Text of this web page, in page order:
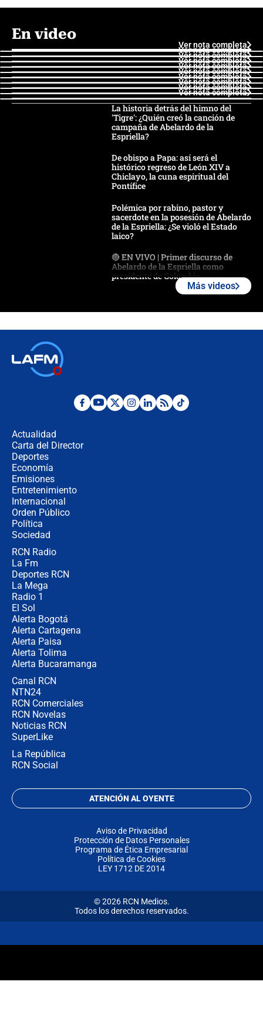
En video
Ver nota completa
Ver nota completa
Ver nota completa
Ver nota completa
Ver nota completa
Ver nota completa
Ver nota completa
Ver nota completa
Ver nota completa
Ver nota completa
La historia detrás del himno del
'Tigre': ¿Quién creó la canción de
campaña de Abelardo de la
Espriella?
De obispo a Papa: así será el
histórico regreso de León XIV a
Chiclayo, la cuna espiritual del
Pontífice
Polémica por rabino, pastor y
sacerdote en la posesión de Abelardo
de la Espriella: ¿Se violó el Estado
laico?
🔴 EN VIVO | Primer discurso de
Abelardo de la Espriella como
presidente de Colombia
Desde dermatitis hasta infecciones:
Más videos
Actualidad
Carta del Director
Deportes
Economía
Emisiones
Entretenimiento
Internacional
Orden Público
Política
Sociedad
RCN Radio
La Fm
Deportes RCN
La Mega
Radio 1
El Sol
Alerta Bogotá
Alerta Cartagena
Alerta Paisa
Alerta Tolima
Alerta Bucaramanga
Canal RCN
NTN24
RCN Comerciales
RCN Novelas
Noticias RCN
SuperLike
La República
RCN Social
ATENCIÓN AL OYENTE
Aviso de Privacidad
Protección de Datos Personales
Programa de Ética Empresarial
Política de Cookies
LEY 1712 DE 2014
© 2026 RCN Medios.
Todos los derechos reservados.